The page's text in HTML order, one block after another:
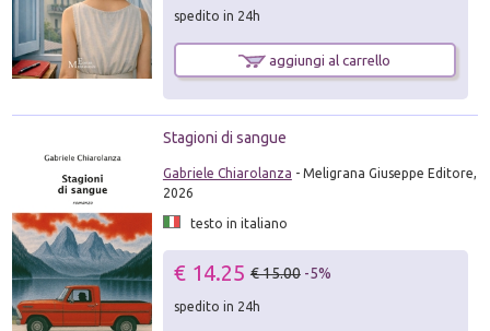
spedito in 24h
aggiungi al carrello
Stagioni di sangue
Gabriele Chiarolanza - Meligrana Giuseppe Editore,
2026
testo in italiano
€ 14.25 € 15.00 -5%
spedito in 24h